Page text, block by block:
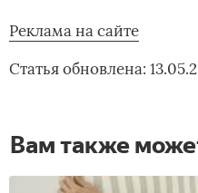
Реклама на сайте
Статья обновлена:
Вам также